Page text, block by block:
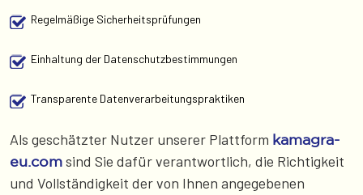
Regelmäßige Sicherheitsprüfungen
Einhaltung der Datenschutzbestimmungen
Transparente Datenverarbeitungspraktiken
Als geschätzter Nutzer unserer Plattform kamagra-
eu.com sind Sie dafür verantwortlich, die Richtigkeit
und Vollständigkeit der von Ihnen angegebenen